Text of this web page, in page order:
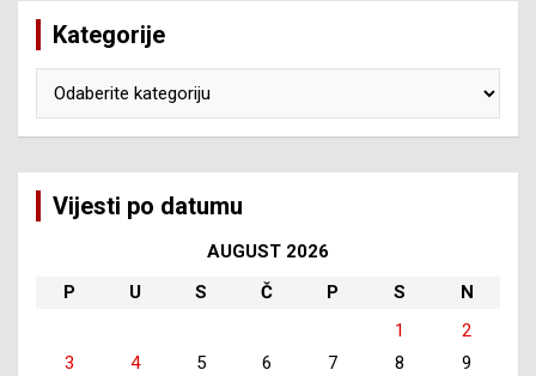
Kategorije
Vijesti po datumu
AUGUST 2026
P
U S Č P S
N
1
2
3
4 5 6 7 8
9